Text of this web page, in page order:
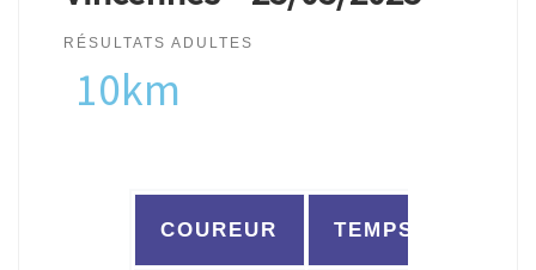
RÉSULTATS ADULTES
10km
COUREUR TEMPS